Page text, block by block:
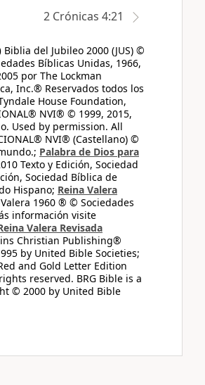
2 Crónicas 4:21
Biblia del Jubileo 2000 (JUS) ©
Bíblicas Unidas, 1966,
por The Lockman
Inc.® Reservados todos los
House Foundation,
NVI® © 1999, 2015,
Used by permission. All
NVI® (Castellano) ©
Palabra de Dios para
Texto y Edición, Sociedad
Sociedad Bíblica de
Hispano; Reina Valera
1960 ® © Sociedades
información visite
Valera Revisada
Christian Publishing®
by United Bible Societies;
and Gold Letter Edition
reserved. BRG Bible is a
© 2000 by United Bible